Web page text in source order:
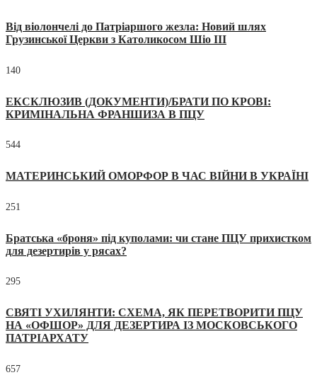
Від віолончелі до Патріаршого жезла: Новий шлях
Грузинської Церкви з Католикосом Шіо III
140
ЕКСКЛЮЗИВ (ДОКУМЕНТИ)/БРАТИ ПО КРОВІ:
КРИМІНАЛЬНА ФРАНШИЗА В ПЦУ
544
МАТЕРИНСЬКИЙ ОМОРФОР В ЧАС ВІЙНИ В УКРАЇНІ
251
Братська «броня» під куполами: чи стане ПЦУ прихистком
для дезертирів у рясах?
295
СВЯТІ УХИЛЯНТИ: СХЕМА, ЯК ПЕРЕТВОРИТИ ПЦУ
НА «ОФШОР» ДЛЯ ДЕЗЕРТИРА ІЗ МОСКОВСЬКОГО
ПАТРІАРХАТУ
657